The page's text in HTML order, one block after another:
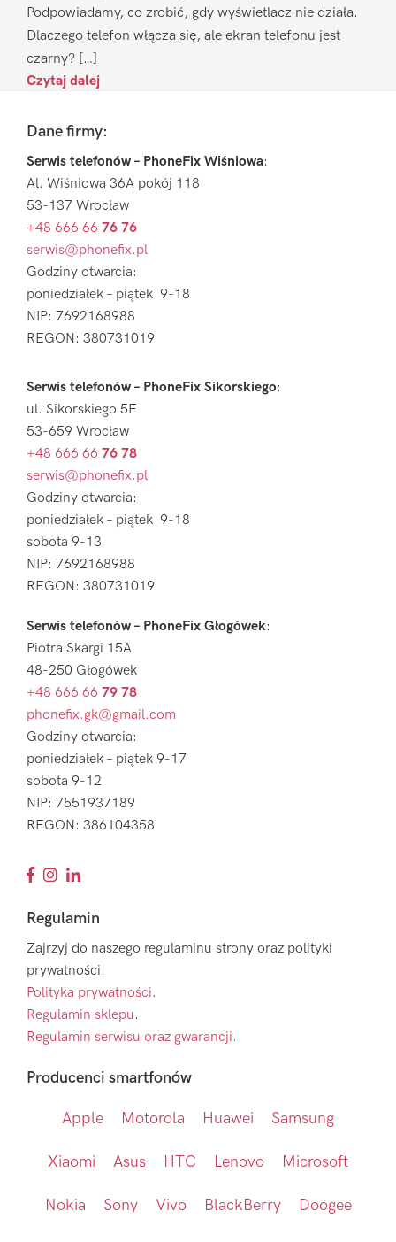
Podpowiadamy, co zrobić, gdy wyświetlacz nie działa.
Dlaczego telefon włącza się, ale ekran telefonu jest
czarny? […]
Czytaj dalej
FooterDane firmy:
Serwis telefonów – PhoneFix Wiśniowa:
Al. Wiśniowa 36A pokój 118
53-137 Wrocław
+48 666 66 76 76
serwis@phonefix.pl
Godziny otwarcia:
poniedziałek – piątek 9-18
NIP: 7692168988
REGON: 380731019
Serwis telefonów – PhoneFix Sikorskiego:
ul. Sikorskiego 5F
53-659 Wrocław
+48 666 66 76 78
serwis@phonefix.pl
Godziny otwarcia:
poniedziałek – piątek 9-18
sobota 9-13
NIP: 7692168988
REGON: 380731019
Serwis telefonów – PhoneFix Głogówek:
Piotra Skargi 15A
48-250 Głogówek
+48 666 66 79 78
phonefix.gk@gmail.com
Godziny otwarcia:
poniedziałek – piątek 9-17
sobota 9-12
NIP: 7551937189
REGON: 386104358
Regulamin
Zajrzyj do naszego regulaminu strony oraz polityki
prywatności.
Polityka prywatności.
Regulamin sklepu.
Regulamin serwisu oraz gwarancji.
Producenci smartfonów
Apple Motorola Huawei Samsung
Xiaomi Asus HTC Lenovo Microsoft
Nokia Sony Vivo BlackBerry Doogee